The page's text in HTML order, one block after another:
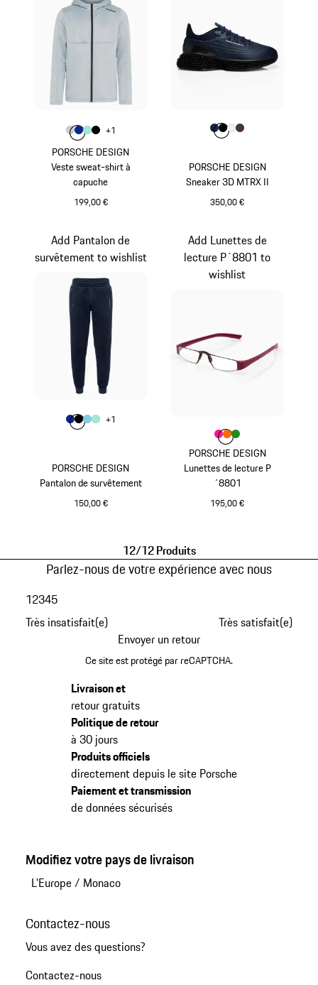
PORSCHE DESIGN
Veste sweat-shirt à
capuche
199,00 €
Couleur
Couleur Gris Clair
CouleurBleu
Couleur
Couleur
+1
PORSCHE DESIGN
Sneaker 3D MTRX II
350,00 €
Couleur
Couleur
Couleur
Couleur
Couleur
PORSCHE DESIGN
Pantalon de survêtement
150,00 €
Add Pantalon de
survêtement to wishlist
Couleur
Couleur Bleu
CouleurNoir
Couleur
Couleur
+1
PORSCHE DESIGN
Lunettes de lecture P
´8801
195,00 €
Add Lunettes de
lecture P´8801 to
wishlist
Couleur
Couleur
Couleur
Couleur
12/12 Produits
Parlez-nous de votre expérience avec nous
Très insatisfait(e)
12345
Très satisfait(e)
Envoyer un retour
Ce site est protégé par reCAPTCHA.
Livraison et
retour gratuits
Politique de retour
à 30 jours
Produits officiels
directement depuis le site Porsche
Paiement et transmission
de données sécurisés
Modifiez votre pays de livraison
L'Europe/ Monaco
Contactez-nous
Vous avez des questions?
Contactez-nous